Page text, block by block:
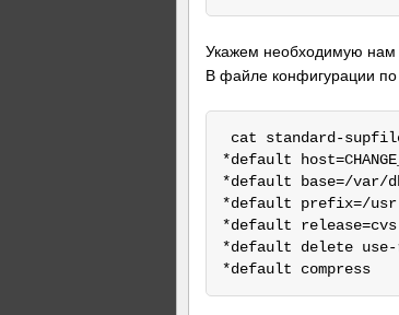
Укажем необходимую нам
В файле конфигурации
cat standard-
*default
*default base=/var/
*default prefix=/usr
*default release=cvs
*default delete
*default compress